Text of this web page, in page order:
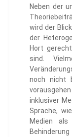
Neben der
wird der
der
Hort
sind.
noch nicht
inklusiver
Sprache,
Medien als